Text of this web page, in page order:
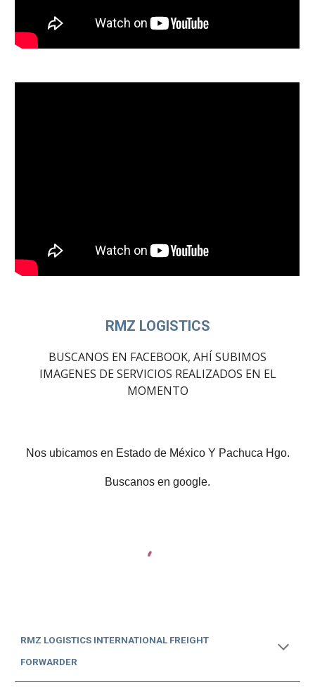
RMZ LOGISTICS
BUSCANOS EN FACEBOOK, AHÍ SUBIMOS
IMAGENES DE SERVICIOS REALIZADOS EN EL
MOMENTO
Nos ubicamos en Estado de México Y Pachuca Hgo.
Buscanos en google.
RMZ LOGISTICS INTERNATIONAL FREIGHT
FORWARDER